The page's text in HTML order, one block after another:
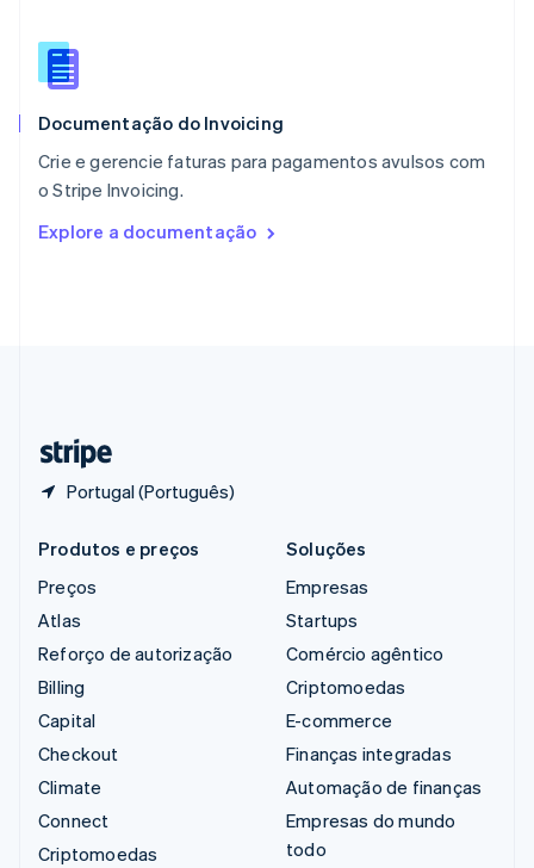
Documentação do Invoicing
Crie e gerencie faturas para pagamentos avulsos com
o Stripe Invoicing.
Explore a documentação
Portugal (Português)
Português
RAE de Hong Kong, China
Reino Unido
República Tcheca
English
English
Produtos e preços
Preços
Atlas
Reforço de autorização
Billing
Capital
Checkout
Climate
Connect
Criptomoedas
Soluções
Empresas
Startups
Comércio agêntico
Criptomoedas
E-commerce
Finanças integradas
Automação de finanças
Empresas do mundo
todo